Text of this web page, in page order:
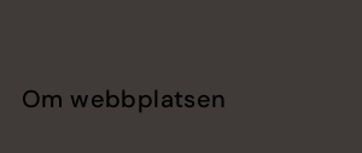
Om webbplatsen